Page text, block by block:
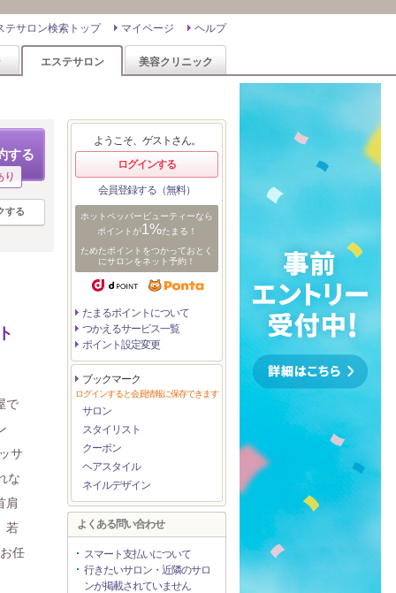
ヘルプ
マイページ
テサロン検索トップ
エステサロン 美容クリニック
する
り
する
で
サ
な
肩
若
任
ようこそ、ゲストさん。
ログインする
会員登録する（無料）
ホットペッパービューティーなら
ポイントが1%たまる！
ためたポイントをつかっておとく
にサロンをネット予約！
たまるポイントについて
つかえるサービス一覧
ポイント設定変更
ブックマーク
ログインすると会員情報に保存できます
サロン
スタイリスト
クーポン
ヘアスタイル
ネイルデザイン
よくある問い合わせ
スマート支払いについて
行きたいサロン・近隣のサロ
ンが掲載されていません